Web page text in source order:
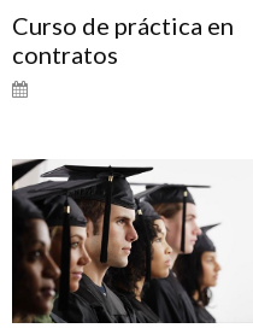
Curso de práctica en
contratos